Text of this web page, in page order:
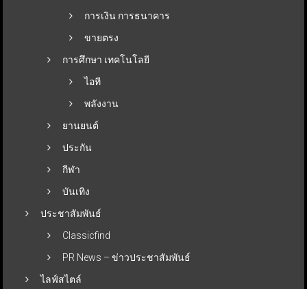
การเงิน การธนาคาร
ขายตรง
การศึกษา เทคโนโลยี
ไอที
พลังงาน
ยานยนต์
ประกัน
กีฬา
บันเทิง
ประชาสัมพันธ์
Classicfind
PR News – ข่าวประชาสัมพันธ์
ไลฟ์สไตล์